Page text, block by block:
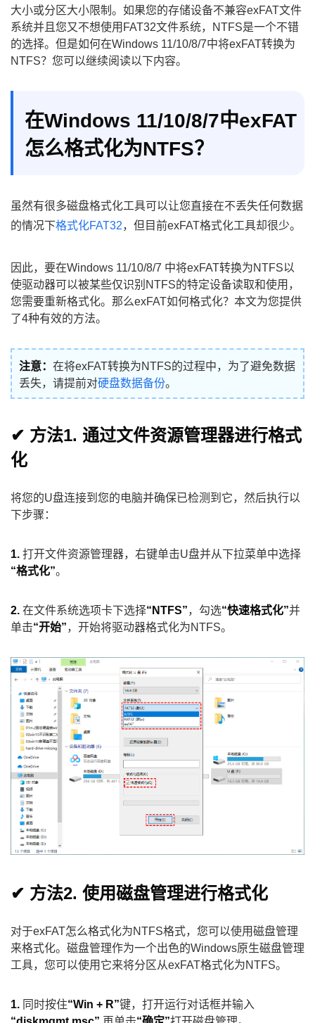
大小或分区大小限制。如果您的存储设备不兼容exFAT文件
系统并且您又不想使用FAT32文件系统，NTFS是一个不错
的选择。但是如何在Windows 11/10/8/7中将exFAT转换为
NTFS？您可以继续阅读以下内容。
在Windows 11/10/8/7中exFAT
怎么格式化为NTFS？
虽然有很多磁盘格式化工具可以让您直接在不丢失任何数据
的情况下格式化FAT32，但目前exFAT格式化工具却很少。
因此，要在Windows 11/10/8/7 中将exFAT转换为NTFS以
使驱动器可以被某些仅识别NTFS的特定设备读取和使用，
您需要重新格式化。那么exFAT如何格式化？本文为您提供
了4种有效的方法。
注意： 在将exFAT转换为NTFS的过程中，为了避免数据
丢失，请提前对硬盘数据备份。
✔ 方法1. 通过文件资源管理器进行格式
化
将您的U盘连接到您的电脑并确保已检测到它，然后执行以
下步骤：
1. 打开文件资源管理器，右键单击U盘并从下拉菜单中选择
“格式化”。
2. 在文件系统选项卡下选择“NTFS”，勾选“快速格式化”并
单击“开始”，开始将驱动器格式化为NTFS。
✔ 方法2. 使用磁盘管理进行格式化
对于exFAT怎么格式化为NTFS格式，您可以使用磁盘管理
来格式化。磁盘管理作为一个出色的Windows原生磁盘管理
工具，您可以使用它来将分区从exFAT格式化为NTFS。
1. 同时按住“Win + R”键，打开运行对话框并输入